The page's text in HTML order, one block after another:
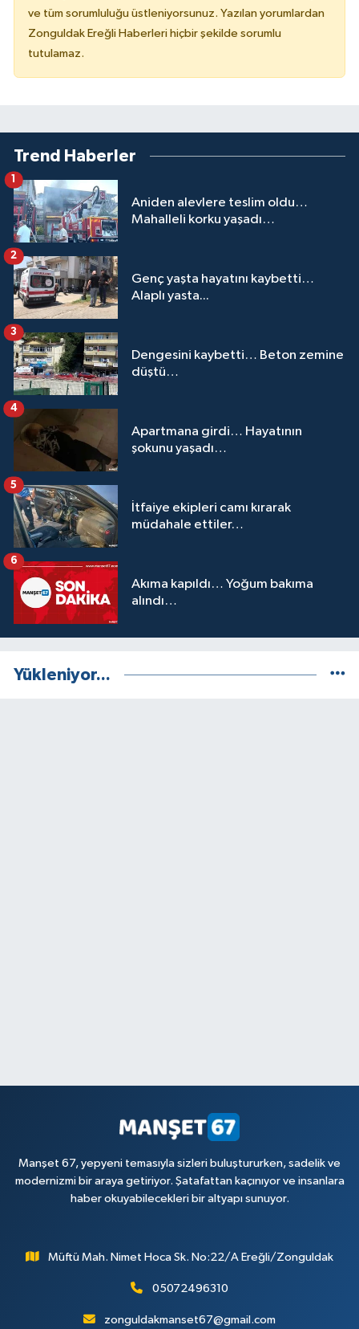
ve tüm sorumluluğu üstleniyorsunuz. Yazılan yorumlardan
Zonguldak Ereğli Haberleri hiçbir şekilde sorumlu
tutulamaz.
Trend Haberler
Aniden alevlere teslim oldu…
Mahalleli korku yaşadı…
1
Genç yaşta hayatını kaybetti…
Alaplı yasta...
2
Dengesini kaybetti… Beton zemine
düştü…
3
Apartmana girdi… Hayatının
şokunu yaşadı…
4
İtfaiye ekipleri camı kırarak
müdahale ettiler…
5
Akıma kapıldı… Yoğum bakıma
alındı…
6
Yükleniyor...
Manşet 67, yepyeni temasıyla sizleri buluştururken, sadelik ve
modernizmi bir araya getiriyor. Şatafattan kaçınıyor ve insanlara
haber okuyabilecekleri bir altyapı sunuyor.
Müftü Mah. Nimet Hoca Sk. No:22/A Ereğli/Zonguldak
05072496310
zonguldakmanset67@gmail.com